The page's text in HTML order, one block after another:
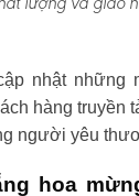
lượng và giao
nhật những
hàng truyền
người yêu
hoa